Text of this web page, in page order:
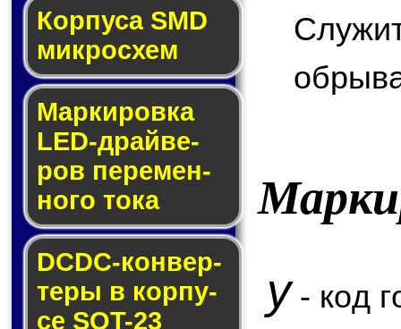
Корпуса SMD
мик­ро­схем
Маркировка
LED-драй­ве­
ров пе­ре­мен­
но­го то­ка
DCDC-кон­вер­
те­ры в кор­пу­
се SOT-23
y- код